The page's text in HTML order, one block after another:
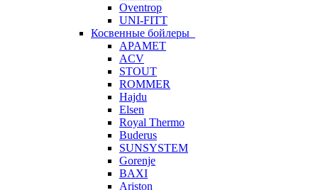
Oventrop
UNI-FITT
Косвенные бойлеры
APAMET
ACV
STOUT
ROMMER
Hajdu
Elsen
Royal Thermo
Buderus
SUNSYSTEM
Gorenje
BAXI
Ariston